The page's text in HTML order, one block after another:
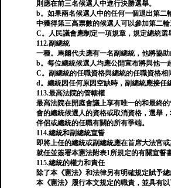
則應在前三名候選人中進行決勝選舉。
b。如果兩名候選人中的任何一個退出第二
中獲得第三高票數的候選人可以參加第二輪
C。人民議會應制定一項規章，規定總統選
112.副總統
一種。馬爾代夫應有一名副總統，他將協助
b。每位總統候選人均應公開宣布將與他一
C。副總統的任職資格與總統的任職資格相
d。總統因任何原因空缺時，副總統應接任
113.最高法院的管轄權
最高法院在開庭會議上享有唯一的和最終
會的總統候選人的資格或取消資格，選舉
伴侶或總統的任職有關的所有爭端。
114.總統和副總統宣誓
即將上任的總統或副總統應在首席大法官
就任並簽署本憲法附表1所規定的有關宣誓書
115.總統的權力和責任
除了本《憲法》和法律另有明確規定賦予
本《憲法》履行本文規定的職責，並具有以